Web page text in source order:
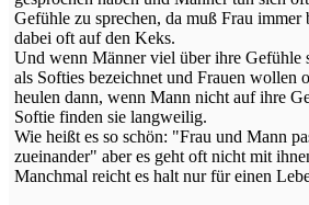
Gefühle zu sprechen, da muß Frau immer
dabei oft auf den Keks.
Und wenn Männer viel über ihre Gefühle
als Softies bezeichnet und Frauen wollen
heulen dann, wenn Mann nicht auf ihre
Softie finden sie langweilig.
Wie heißt es so schön: "Frau und Mann
zueinander" aber es geht oft nicht mit
Manchmal reicht es halt nur für einen